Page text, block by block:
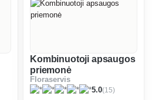
Kombinuotoji apsaugos
priemonė
Floraservis
5.0(15)